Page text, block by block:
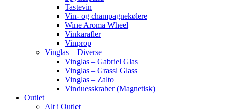
Tastevin
Vin- og champagnekølere
Wine Aroma Wheel
Vinkarafler
Vinprop
Vinglas – Diverse
Vinglas – Gabriel Glas
Vinglas – Grassl Glass
Vinglas – Zalto
Vinduesskraber (Magnetisk)
Outlet
Alt i Outlet